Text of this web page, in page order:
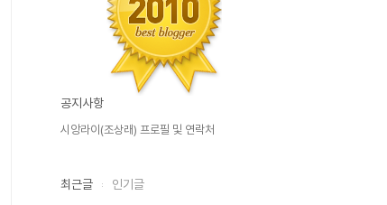
공지사항
시앙라이(조상래) 프로필 및 연락처
최근글 인기글